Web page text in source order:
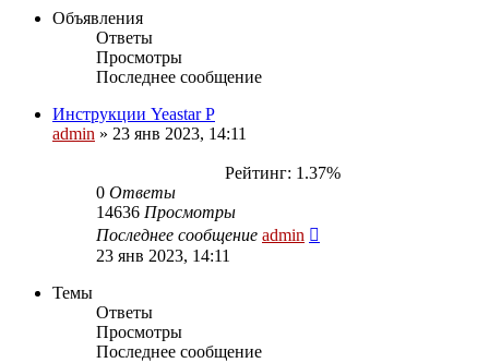
Объявления
Ответы
Просмотры
Последнее сообщение
Инструкции Yeastar P
admin » 23 янв 2023, 14:11
Рейтинг: 1.37%
0 Ответы
14636 Просмотры
Последнее сообщение admin
23 янв 2023, 14:11
Темы
Ответы
Просмотры
Последнее сообщение